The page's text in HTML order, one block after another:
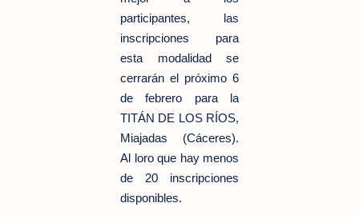
participantes, las
inscripciones para
esta modalidad se
cerrarán el próximo 6
de febrero para la
TITÁN DE LOS RÍOS,
Miajadas (Cáceres).
Al loro que hay menos
de 20 inscripciones
disponibles.